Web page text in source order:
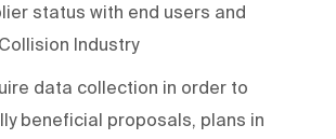
status with end users and
Industry
data collection in order to
beneficial proposals, plans in